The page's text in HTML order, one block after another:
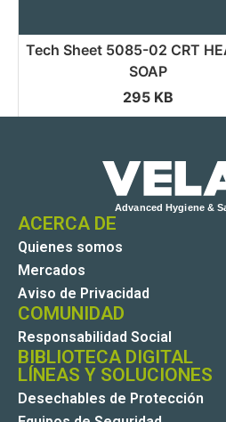
Tech Sheet 5085-02 CRT
SOAP
295 KB
ACERCA DE
Quienes somos
Mercados
Aviso de Privacidad
COMUNIDAD
Responsabilidad Social
BIBLIOTECA DIGITAL
LÍNEAS Y SOLUCIONES
Desechables de Protección